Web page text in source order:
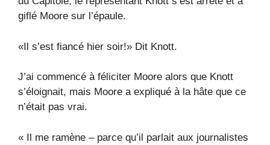
giflé Moore sur l’épaule.
«Il s’est fiancé hier soir!» Dit Knott.
J’ai commencé à féliciter Moore alors que Knott
s’éloignait, mais Moore a expliqué à la hâte que ce
n’était pas vrai.
« Il me ramène – parce qu’il parlait aux journalistes